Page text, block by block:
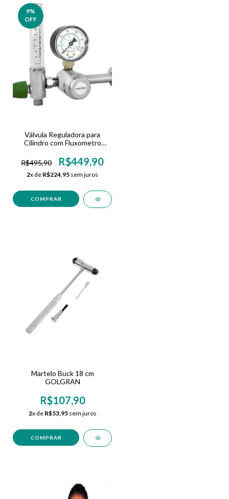
9%
OFF
Válvula Reguladora para
Cilindro com Fluxometro
R$495,90
R$449,90
2x de R$224,95 sem juros
Martelo Buck 18 cm
GOLGRAN
R$107,90
2x de R$53,95sem juros